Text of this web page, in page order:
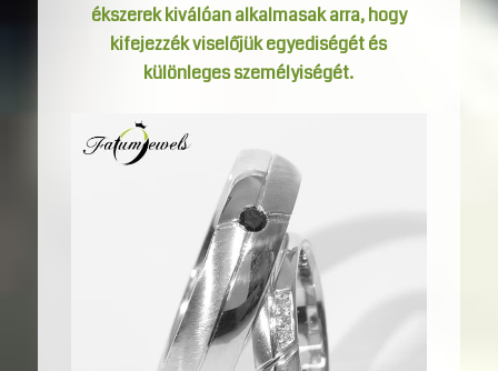
ékszerek kiválóan alkalmasak arra, hogy
kifejezzék viselőjük egyediségét és
különleges személyiségét.